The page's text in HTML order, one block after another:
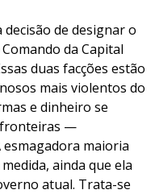
de designar o
da Capital
duas facções estão
mais violentos do
e dinheiro se
fronteiras —
esmagadora maioria
ainda que ela
atual. Trata-se